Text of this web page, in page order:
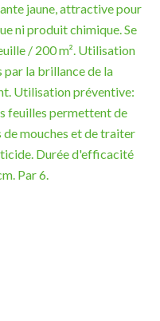
jaune, attractive pour
ni produit chimique. Se
/ 200 m². Utilisation
la brillance de la
Utilisation préventive:
feuilles permettent de
mouches et de traiter
Durée d'efficacité
Par 6.